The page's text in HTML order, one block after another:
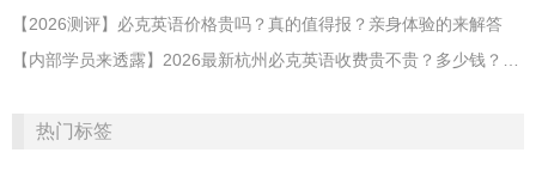
【2026测评】必克英语价格贵吗？真的值得报？亲身体验的来解答
【内部学员来透露】2026最新杭州必克英语收费贵不贵？多少钱？效果怎么样？靠谱吗？
热门标签